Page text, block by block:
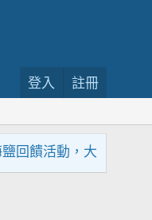
登入 註冊
活動，大家趕緊來參